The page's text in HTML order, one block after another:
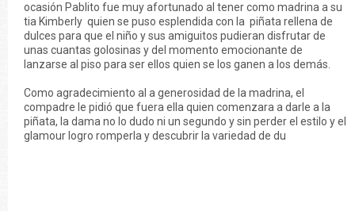
ocasión Pablito fue muy afortunado al tener como madrina a su
tia Kimberly quien se puso esplendida con la piñata rellena de
dulces para que el niño y sus amiguitos pudieran disfrutar de
unas cuantas golosinas y del momento emocionante de
lanzarse al piso para ser ellos quien se los ganen a los demás.
Como agradecimiento al a generosidad de la madrina, el
compadre le pidió que fuera ella quien comenzara a darle a la
piñata, la dama no lo dudo ni un segundo y sin perder el estilo y el
glamour logro romperla y descubrir la variedad de du